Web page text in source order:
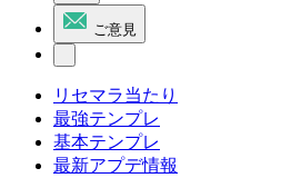
ご意見
リセマラ当たり
最強テンプレ
基本テンプレ
最新アプデ情報